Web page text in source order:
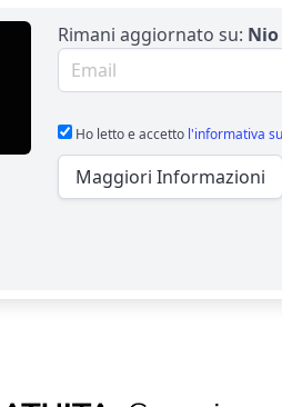
Rimani aggiornato su: Nio
Email per newsletter
Ho letto e accetto l'informativa
Maggiori Informazioni